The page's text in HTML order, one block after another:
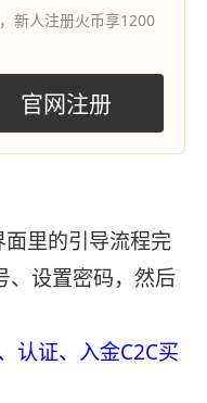
新人注册火币享1200
官网注册
里的引导流程完
、设置密码，然后
认证、入金C2C买